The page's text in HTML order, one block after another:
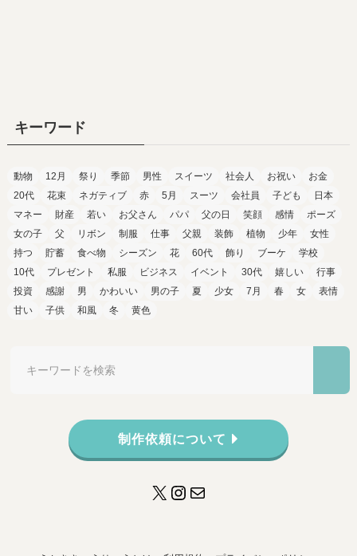
キーワード
動物 12月 祭り 季節 男性 スイーツ 社会人 お祝い
お金
20代
花束 ネガティブ 赤 5月 スーツ 会社員 子ども
日本
マネー
財産 若い お父さん パパ 父の日 笑顔 感情
ポーズ
女の子
父 リボン 制服 仕事 父親 装飾 植物 少年
女性
持つ
貯蓄 食べ物 シーズン 花 60代 飾り ブーケ
学校
10代
プレゼント 私服 ビジネス イベント 30代 嬉しい
行事
投資
感謝 男 かわいい 男の子 夏 少女 7月 春 女
表情
甘い
子供 和風 冬 黄色
制作依頼について
X Instagram
メール